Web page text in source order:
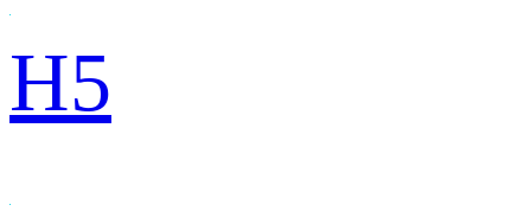
H5